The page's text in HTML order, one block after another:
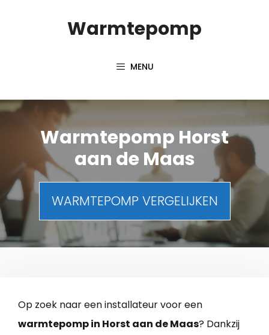
Warmtepomp
MENU
Warmtepomp Horst
aan de Maas
WARMTEPOMP VERGELIJKEN
Op zoek naar een installateur voor een
warmtepomp in Horst aan de Maas? Dankzij